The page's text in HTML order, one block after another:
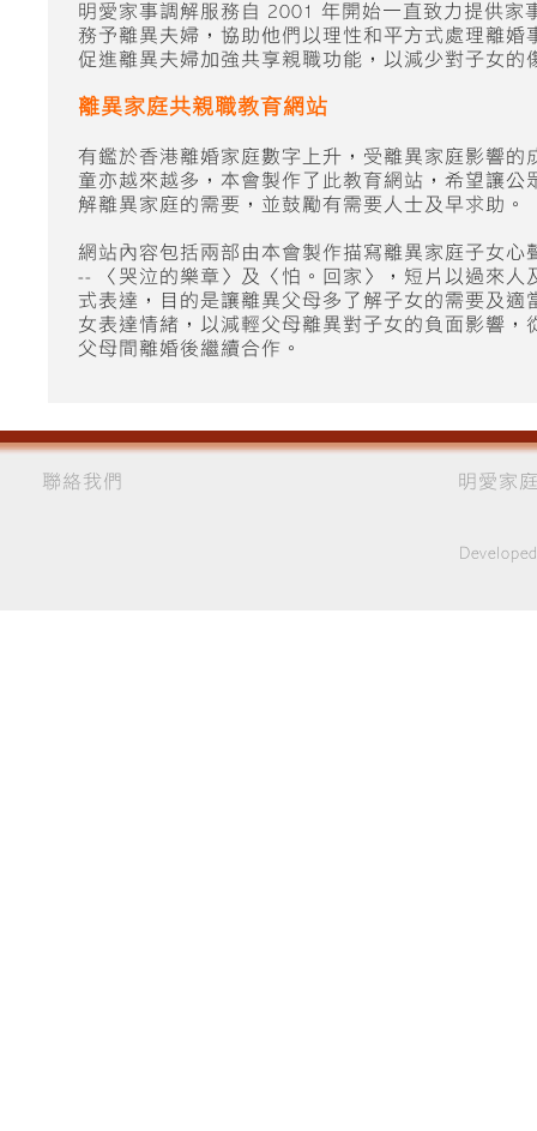
明愛家事調解服務自 2001 年開始一直致力提供家
務予離異夫婦，協助他們以理性和平方式處理離婚
促進離異夫婦加強共享親職功能，以減少對子女的
離異家庭共親職教育網站
有鑑於香港離婚家庭數字上升，受離異家庭影響的
童亦越來越多，本會製作了此教育網站，希望讓公
解離異家庭的需要，並鼓勵有需要人士及早求助。
網站內容包括兩部由本會製作描寫離異家庭子女心
-- 〈哭泣的樂章〉及〈怕。回家〉，短片以過來人
式表達，目的是讓離異父母多了解子女的需要及適
女表達情緒，以減輕父母離異對子女的負面影響，
父母間離婚後繼續合作。
聯絡我們 明愛家